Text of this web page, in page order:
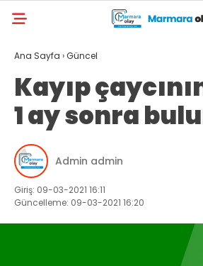
Ana Sayfa ›Güncel
Kayıp
1 ay sonra
Admin admin
Giriş: 09-03-2021 16:11
Güncelleme: 09-03-2021 16:20